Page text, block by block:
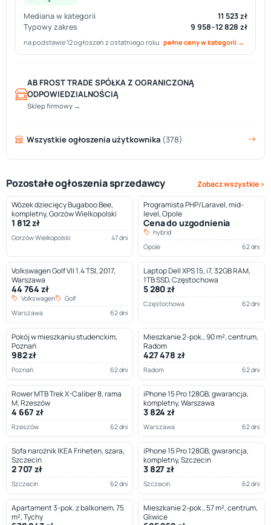
Mediana w kategorii
11 523 zł
Typowy zakres
9 958–12 828 zł
na podstawie 12 ogłoszeń z ostatniego roku ·pełne ceny w kategorii →
AB FROST TRADE SPÓŁKA Z OGRANICZONĄ
ODPOWIEDZIALNOŚCIĄ
Sklep firmowy →
Wszystkie ogłoszenia użytkownika (378)
Pozostałe ogłoszenia sprzedawcy
Zobacz wszystkie ›
Wózek dziecięcy Bugaboo Bee,
kompletny, Gorzów Wielkopolski
1 812 zł
Gorzów Wielkopolski 47 dni
Programista PHP/Laravel, mid-
level, Opole
Cena do uzgodnienia
hybrid
Opole
62 dni
Volkswagen Golf VII 1.4 TSI, 2017,
Warszawa
44 764 zł
Volkswagen
Golf
Warszawa
62 dni
Laptop Dell XPS 15, i7, 32GB RAM,
1TB SSD, Częstochowa
5 280 zł
Częstochowa 62 dni
Pokój w mieszkaniu studenckim,
Poznań
982 zł
Poznań 62 dni
Mieszkanie 2-pok., 90 m², centrum,
Radom
427 478 zł
Radom 62 dni
Rower MTB Trek X-Caliber 8, rama
M, Rzeszów
4 667 zł
Rzeszów 62 dni
iPhone 15 Pro 128GB, gwarancja,
kompletny, Warszawa
3 824 zł
Warszawa 62 dni
Sofa narożnik IKEA Friheten, szara,
Szczecin
2 707 zł
Szczecin 62 dni
iPhone 15 Pro 128GB, gwarancja,
kompletny, Szczecin
3 827 zł
Szczecin 62 dni
Apartament 3-pok. z balkonem, 75
m², Tychy
Mieszkanie 2-pok., 57 m², centrum,
Gliwice